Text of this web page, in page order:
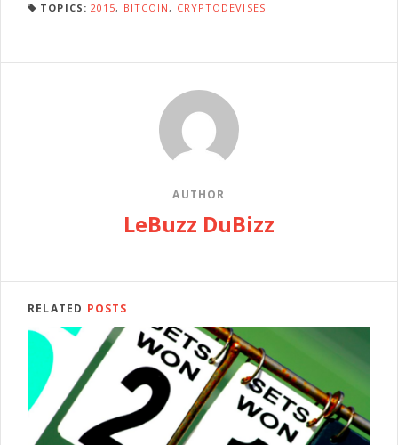
TOPICS: 2015, BITCOIN, CRYPTODEVISES
AUTHOR
LeBuzz DuBizz
RELATED POSTS